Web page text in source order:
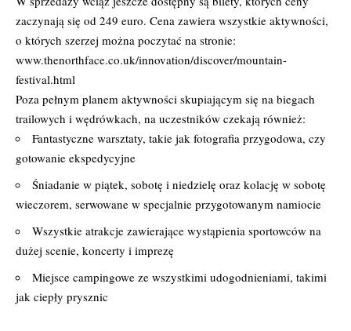
zaczynają się od 249 euro. Cena zawiera wszystkie aktywności,
o których szerzej można poczytać na stronie:
www.thenorthface.co.uk/innovation/discover/mountain-
festival.html
Poza pełnym planem aktywności skupiającym się na biegach
trailowych i wędrówkach, na uczestników czekają również:
Fantastyczne warsztaty, takie jak fotografia przygodowa, czy
gotowanie ekspedycyjne
Śniadanie w piątek, sobotę i niedzielę oraz kolację w sobotę
wieczorem, serwowane w specjalnie przygotowanym namiocie
Wszystkie atrakcje zawierające wystąpienia sportowców na
dużej scenie, koncerty i imprezę
Miejsce campingowe ze wszystkimi udogodnieniami, takimi
jak ciepły prysznic